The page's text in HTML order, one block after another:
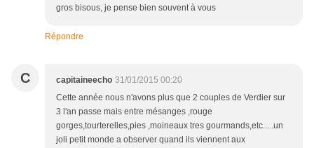
gros bisous, je pense bien souvent à vous
Répondre
C capitaineecho 31/01/2015 00:20
Cette année nous n'avons plus que 2 couples de Verdier sur
3 l'an passe mais entre mésanges ,rouge
gorges,tourterelles,pies ,moineaux tres gourmands,etc.....un
joli petit monde a observer quand ils viennent aux